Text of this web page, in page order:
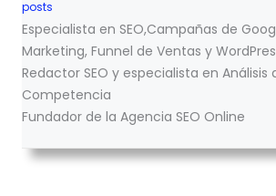
posts
Especialista en SEO,Campañas de
Marketing, Funnel de Ventas y
Redactor SEO y especialista en Análisis
Competencia
Fundador de la Agencia SEO Online